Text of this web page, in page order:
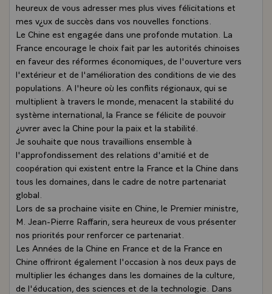
heureux de vous adresser mes plus vives félicitations et
mes v¿ux de succès dans vos nouvelles fonctions.
Le Chine est engagée dans une profonde mutation. La
France encourage le choix fait par les autorités chinoises
en faveur des réformes économiques, de l'ouverture vers
l'extérieur et de l'amélioration des conditions de vie des
populations. A l'heure où les conflits régionaux, qui se
multiplient à travers le monde, menacent la stabilité du
système international, la France se félicite de pouvoir
¿uvrer avec la Chine pour la paix et la stabilité.
Je souhaite que nous travaillions ensemble à
l'approfondissement des relations d'amitié et de
coopération qui existent entre la France et la Chine dans
tous les domaines, dans le cadre de notre partenariat
global.
Lors de sa prochaine visite en Chine, le Premier ministre,
M. Jean-Pierre Raffarin, sera heureux de vous présenter
nos priorités pour renforcer ce partenariat.
Les Années de la Chine en France et de la France en
Chine offriront également l'occasion à nos deux pays de
multiplier les échanges dans les domaines de la culture,
de l'éducation, des sciences et de la technologie. Dans